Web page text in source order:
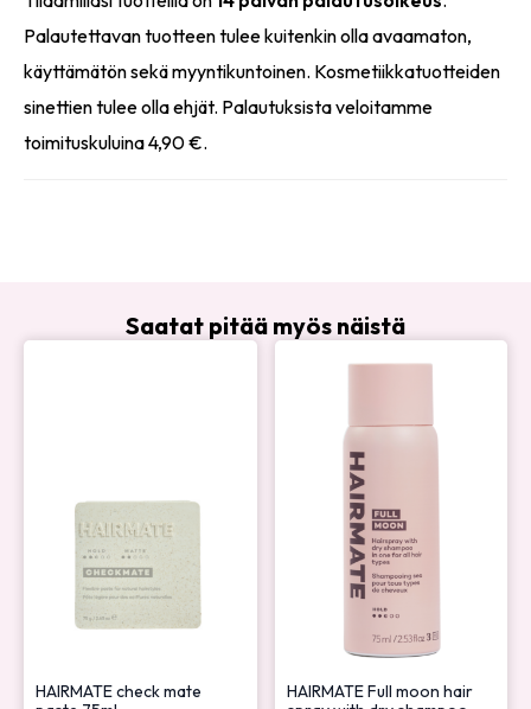
Palautettavan tuotteen tulee kuitenkin olla avaamaton,
käyttämätön sekä myyntikuntoinen. Kosmetiikkatuotteiden
sinettien tulee olla ehjät. Palautuksista veloitamme
toimituskuluina 4,90 €.
Saatat pitää myös näistä
HAIRMATE check mate
HAIRMATE Full moon hair